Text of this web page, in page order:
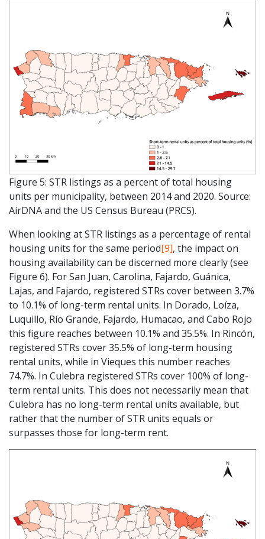
Figure 5: STR listings as a percent of total housing
units per municipality, between 2014 and 2020. Source:
AirDNA and the US Census Bureau (PRCS).
When looking at STR listings as a percentage of rental
housing units for the same period[9], the impact on
housing availability can be discerned more clearly (see
Figure 6). For San Juan, Carolina, Fajardo, Guánica,
Lajas, and Fajardo, registered STRs cover between 3.7%
to 10.1% of long-term rental units. In Dorado, Loíza,
Luquillo, Río Grande, Fajardo, Humacao, and Cabo Rojo
this figure reaches between 10.1% and 35.5%. In Rincón,
registered STRs cover 35.5% of long-term housing
rental units, while in Vieques this number reaches
74.7%. In Culebra registered STRs cover 100% of long-
term rental units. This does not necessarily mean that
Culebra has no long-term rental units available, but
rather that the number of STR units equals or
surpasses those for long-term rent.